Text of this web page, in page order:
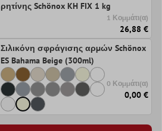
ρητίνης Schönox KH FIX 1 kg
1 Κομμάτι(α)
26,88 €
Σιλικόνη σφράγισης αρμών Schönox
ES Bahama Beige (300ml)
0 Κομμάτι(α)
0,00 €